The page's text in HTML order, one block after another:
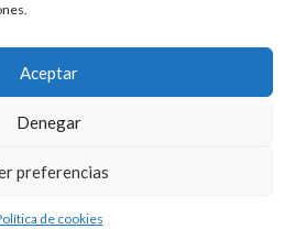
Aceptar
Denegar
preferencias
de cookies
de privacidad Portal de transparencia
DE REPARACIÓN DE
• CIF: G14023832
de la Consejería de Empleo
qué cookies utilizamos o